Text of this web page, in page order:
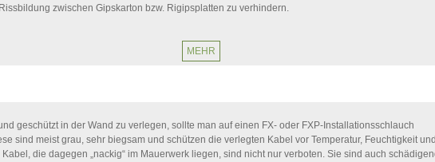
zwischen Gipskarton bzw. Rigipsplatten zu verhindern.
MEHR
geschützt in der Wand zu verlegen, sollte man auf einen FX- oder FXP-Installationsschlauch
sind meist grau, sehr biegsam und schützen die verlegten Kabel vor Temperatur, Feuchtigkeit und
die dagegen „nackig“ im Mauerwerk liegen, sind nicht nur verboten. Sie sind auch